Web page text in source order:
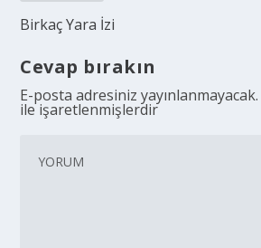
Birkaç Yara İzi
Cevap bırakın
E-posta adresiniz yayınlanmayacak.
ile işaretlenmişlerdir